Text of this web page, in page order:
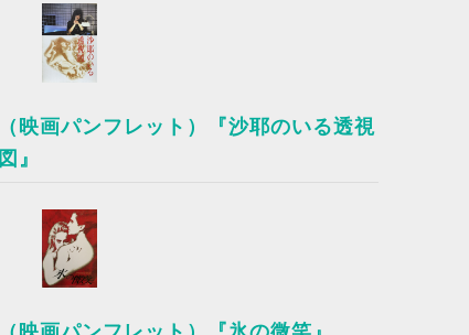
（映画パンフレット）『沙耶のいる透視
図』